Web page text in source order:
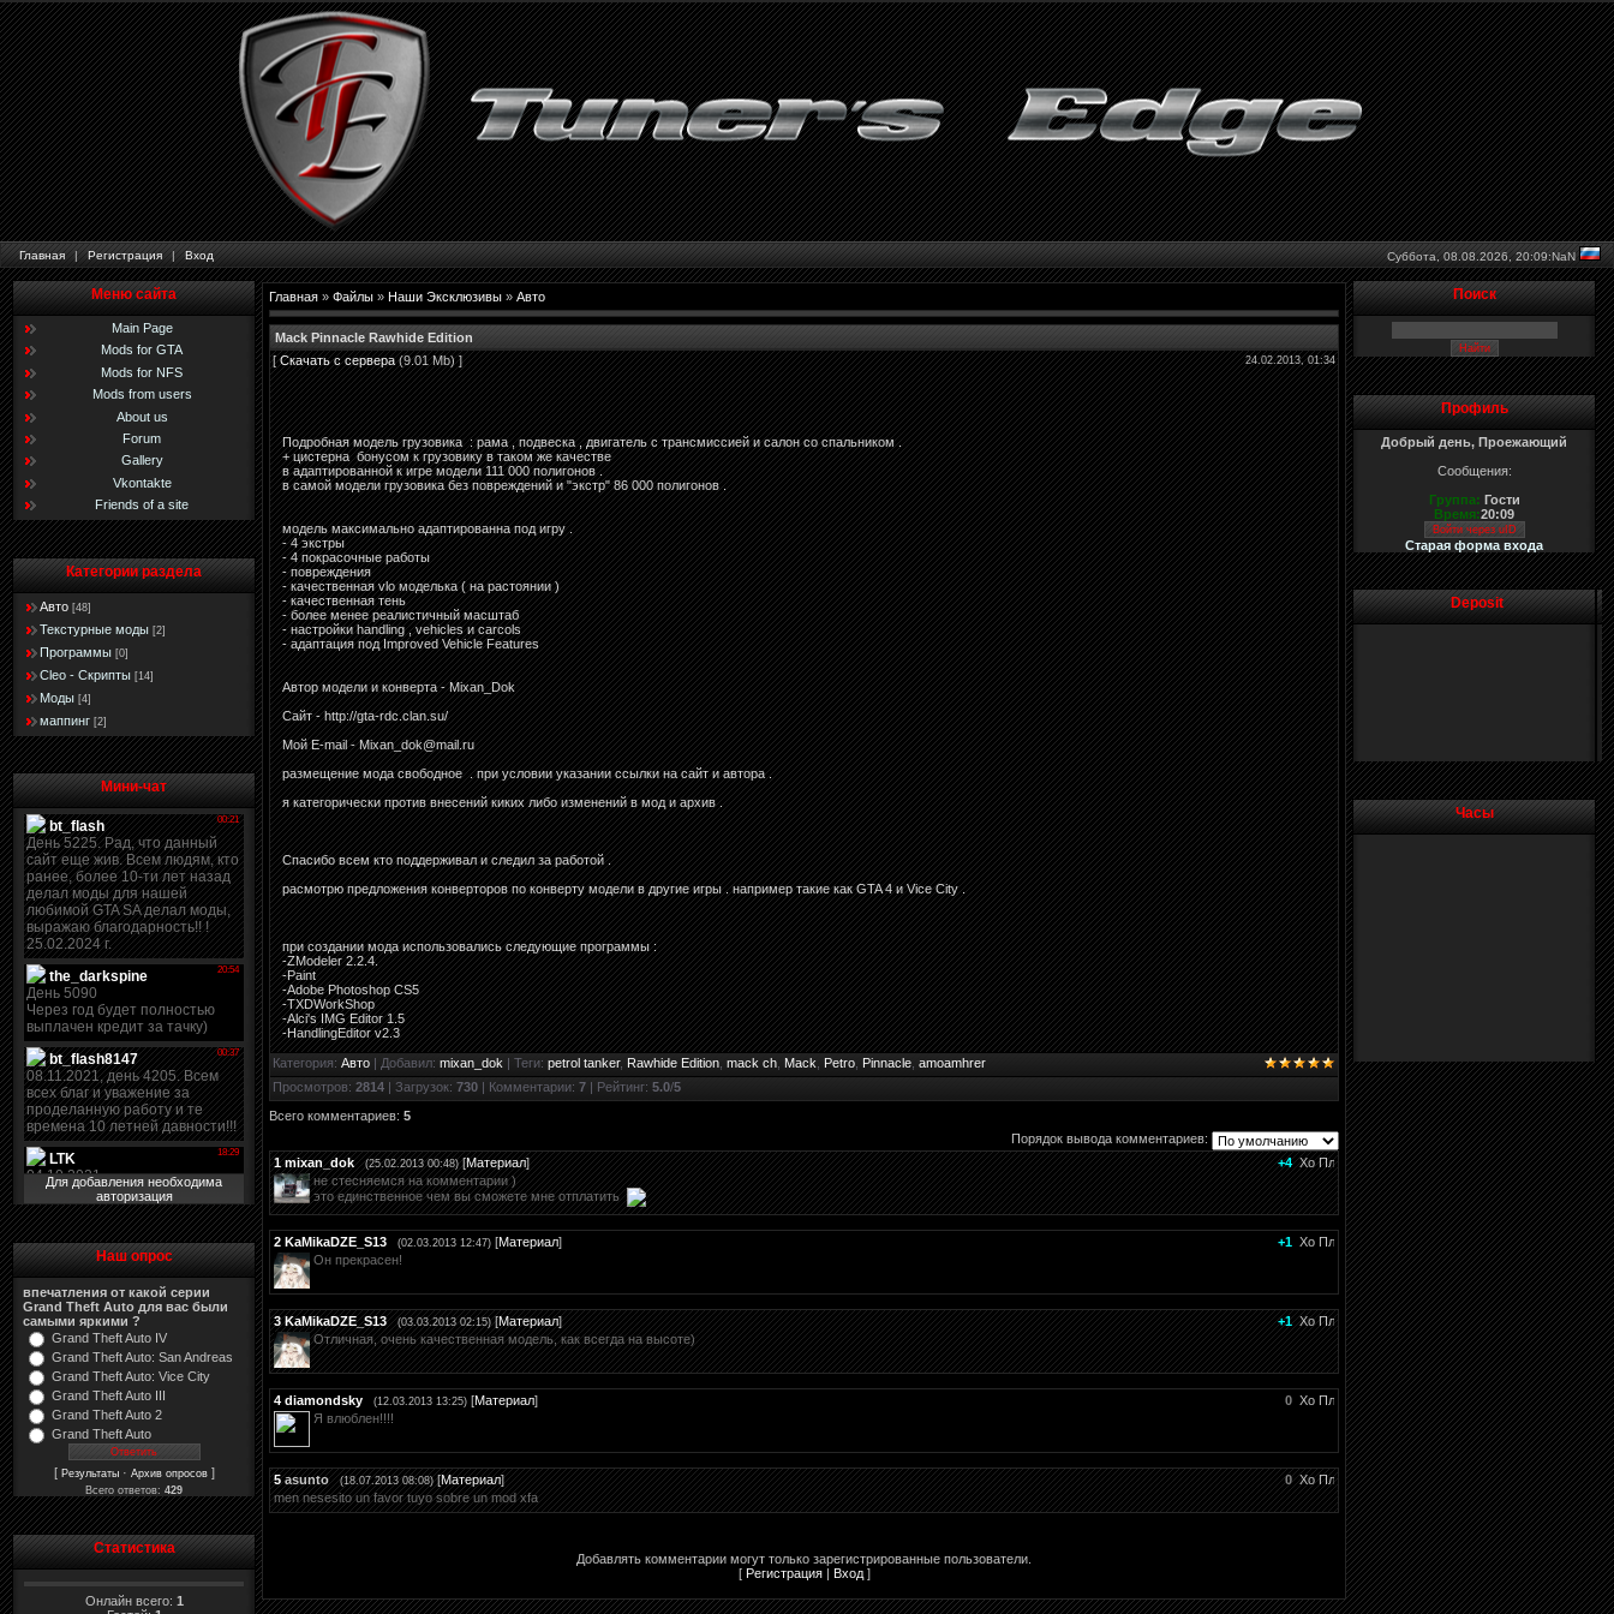
Главная | Регистрация | Вход Суббота, 08.08.2026,20:09:NaN
Меню сайта
Main Page
Mods for GTA
Mods for NFS
Mods from users
About us
Forum
Gallery
Vkontakte
Friends of a site
Категории раздела
Авто [48]
Текстурные моды [2]
Программы [0]
Сleo - Скрипты [14]
Моды [4]
маппинг [2]
Мини-чат
Для добавления необходима
авторизация
Наш опрос
впечатления от какой серии
Grand Theft Auto для вас были
самыми яркими ?
Grand Theft Auto IV
Grand Theft Auto: San Andreas
Grand Theft Auto: Vice City
Grand Theft Auto III
Grand Theft Auto 2
Grand Theft Auto
[ Результаты· Архив опросов]
Всего ответов: 429
Статистика
Онлайн всего: 1
Главная » Файлы » Наши Эксклюзивы » Авто
Mack Pinnacle Rawhide Edition
[Скачать с сервера(9.01 Mb) ] 24.02.2013, 01:34
Подробная модель грузовика : рама , подвеска , двигатель с трансмиссией и салон со спальником .
+ цистерна бонусом к грузовику в таком же качестве
в адаптированной к игре модели 111 000 полигонов .
в самой модели грузовика без повреждений и "экстр" 86 000 полигонов .
модель максимально адаптированна под игру .
- 4 экстры
- 4 покрасочные работы
- повреждения
- качественная vlo моделька ( на растоянии )
- качественная тень
- более менее реалистичный масштаб
- настройки handling , vehicles и carcols
- адаптация под Improved Vehicle Features
Автор модели и конверта - Mixan_Dok
Сайт - http://gta-rdc.clan.su/
Мой E-mail - Mixan_dok@mail.ru
размещение мода свободное . при условии указании ссылки на сайт и автора .
я категорически против внесений киких либо изменений в мод и архив .
Спасибо всем кто поддерживал и следил за работой .
расмотрю предложения конверторов по конверту модели в другие игры . например такие как GTA 4 и Vice City .
при создании мода использовались следующие программы :
-ZModeler 2.2.4.
-Paint
-Adobe Photoshop CS5
-TXDWorkShop
-Alci's IMG Editor 1.5
-HandlingEditor v2.3
Категория: Авто | Добавил: mixan_dok | Теги: petrol tanker, Rawhide Edition mack ch Mack Petro Pinnacle amoamhrer
Просмотров: 2814 | Загрузок: 730 | Комментарии: 7 | Рейтинг: 5.0/5
Всего комментариев: 5
Порядок вывода комментариев:
+4
1 mixan_dok (25.02.2013 00:48)[Материал]
не стесняемся на комментарии )
это единственное чем вы сможете мне отплатить
+1
2 KaMikaDZE_S13 (02.03.2013 12:47) [Материал]
Он прекрасен!
+1
3 KaMikaDZE_S13 (03.03.2013 02:15)[Материал]
Отличная, очень качественная модель, как всегда на высоте)
0
4 diamondsky (12.03.2013 13:25) [Материал]
Я влюблен!!!!
0
5 asunto (18.07.2013 08:08)[Материал]
men nesesito un favor tuyo sobre un mod xfa
Добавлять комментарии могут только зарегистрированные пользователи.
[ Регистрация| Вход]
Поиск
Профиль
Добрый день, Проежающий
Сообщения:
Группа: Гости
Время:20:09
Войти через uID
Старая форма входа
Deposit
Часы